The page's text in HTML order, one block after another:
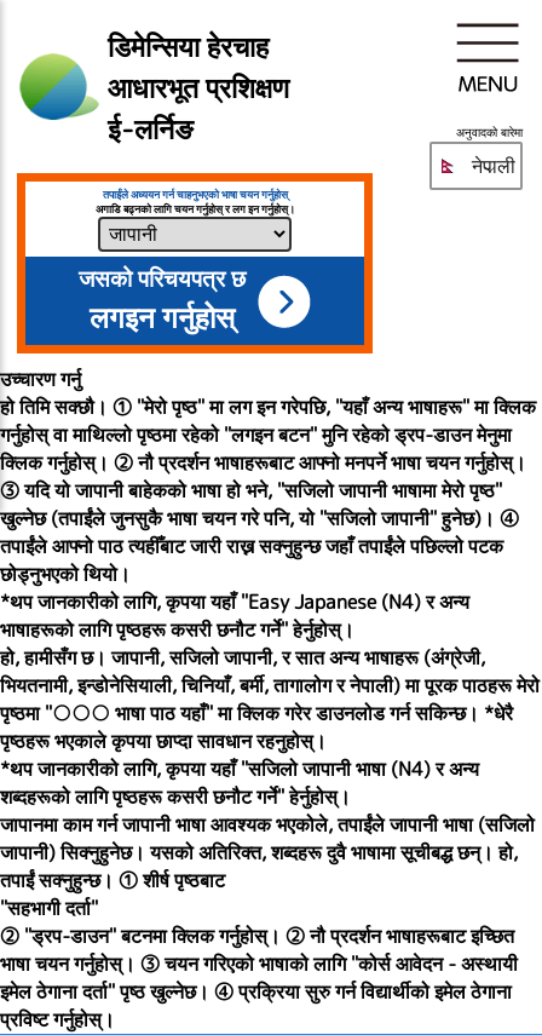
डिमेन्सिया हेरचाह
आधारभूत प्रशिक्षण
ई-लर्निङ
तपाईंले अध्ययन गर्न चाहनुभएको भाषा चयन गर्नुहोस्
अगाडि बढ्नको लागि चयन गर्नुहोस् र लग इन गर्नुहोस्।
जसको परिचयपत्र छ
लगइन गर्नुहोस्
उच्चारण गर्नु
अनुवादको बारेमा
नेपाली
हो तिमि सक्छौ। ① "मेरो पृष्ठ" मा लग इन गरेपछि, "यहाँ अन्य भाषाहरू" मा क्लिक
गर्नुहोस् वा माथिल्लो पृष्ठमा रहेको "लगइन बटन" मुनि रहेको ड्रप-डाउन मेनुमा
क्लिक गर्नुहोस्। ② नौ प्रदर्शन भाषाहरूबाट आफ्नो मनपर्ने भाषा चयन गर्नुहोस्।
③ यदि यो जापानी बाहेकको भाषा हो भने, "सजिलो जापानी भाषामा मेरो पृष्ठ"
खुल्नेछ (तपाईंले जुनसुकै भाषा चयन गरे पनि, यो "सजिलो जापानी" हुनेछ)। ④
तपाईंले आफ्नो पाठ त्यहीँबाट जारी राख्न सक्नुहुन्छ जहाँ तपाईंले पछिल्लो पटक
छोड्नुभएको थियो।
*थप जानकारीको लागि, कृपया यहाँ "Easy Japanese (N4) र अन्य
भाषाहरूको लागि पृष्ठहरू कसरी छनौट गर्ने" हेर्नुहोस्।
हो, हामीसँग छ। जापानी, सजिलो जापानी, र सात अन्य भाषाहरू (अंग्रेजी,
भियतनामी, इन्डोनेसियाली, चिनियाँ, बर्मी, तागालोग र नेपाली) मा पूरक पाठहरू मेरो
पृष्ठमा "○○○ भाषा पाठ यहाँ" मा क्लिक गरेर डाउनलोड गर्न सकिन्छ। *धेरै
पृष्ठहरू भएकाले कृपया छाप्दा सावधान रहनुहोस्।
*थप जानकारीको लागि, कृपया यहाँ "सजिलो जापानी भाषा (N4) र अन्य
शब्दहरूको लागि पृष्ठहरू कसरी छनौट गर्ने" हेर्नुहोस्।
जापानमा काम गर्न जापानी भाषा आवश्यक भएकोले, तपाईंले जापानी भाषा (सजिलो
जापानी) सिक्नुहुनेछ। यसको अतिरिक्त, शब्दहरू दुवै भाषामा सूचीबद्ध छन्। हो,
तपाईं सक्नुहुन्छ। ① शीर्ष पृष्ठबाट
"सहभागी दर्ता"
② "ड्रप-डाउन" बटनमा क्लिक गर्नुहोस्। ② नौ प्रदर्शन भाषाहरूबाट इच्छित
भाषा चयन गर्नुहोस्। ③ चयन गरिएको भाषाको लागि "कोर्स आवेदन - अस्थायी
इमेल ठेगाना दर्ता" पृष्ठ खुल्नेछ। ④ प्रक्रिया सुरु गर्न विद्यार्थीको इमेल ठेगाना
प्रविष्ट गर्नुहोस्।